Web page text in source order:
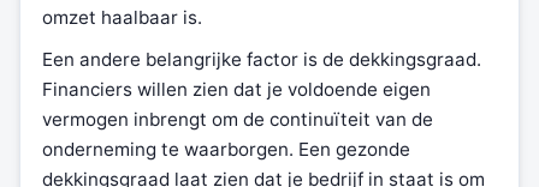
omzet haalbaar is.
Een andere belangrijke factor is de dekkingsgraad.
Financiers willen zien dat je voldoende eigen
vermogen inbrengt om de continuïteit van de
onderneming te waarborgen. Een gezonde
dekkingsgraad laat zien dat je bedrijf in staat is om